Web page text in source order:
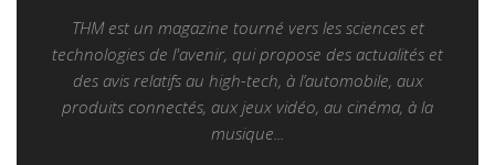
THM est un magazine tourné vers les sciences et
technologies de l'avenir, qui propose des actualités et
des avis relatifs au high-tech, à l’automobile, aux
produits connectés, aux jeux vidéo, au cinéma, à la
musique...